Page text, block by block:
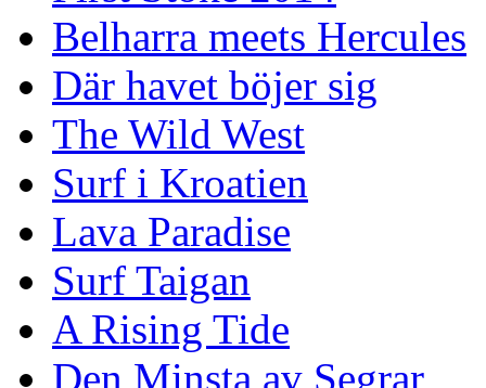
Belharra meets Hercules
Där havet böjer sig
The Wild West
Surf i Kroatien
Lava Paradise
Surf Taigan
A Rising Tide
Den Minsta av Segrar